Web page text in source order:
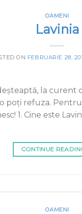
OAMENI
Lavinia
ON FEBRUARIE 28,
la curent
refuza. Pentru
1. Cine este
CONTINUE
OAMENI